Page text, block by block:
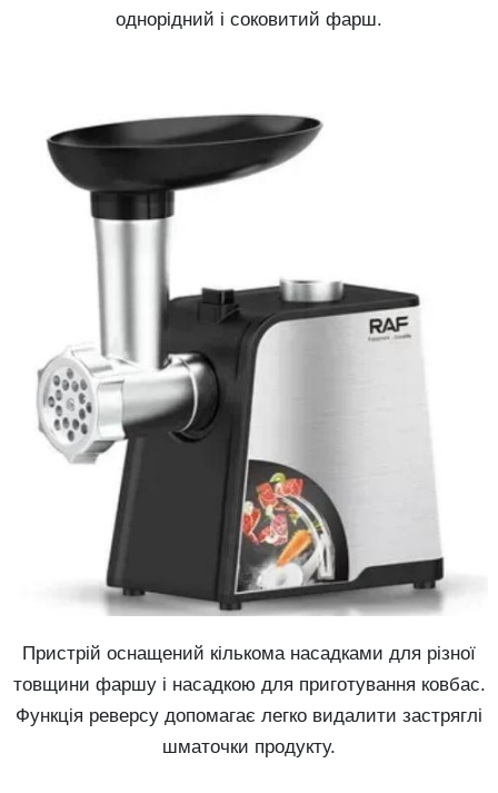
однорідний і соковитий фарш.
Пристрій оснащений кількома насадками для різної
товщини фаршу і насадкою для приготування ковбас.
Функція реверсу допомагає легко видалити застряглі
шматочки продукту.